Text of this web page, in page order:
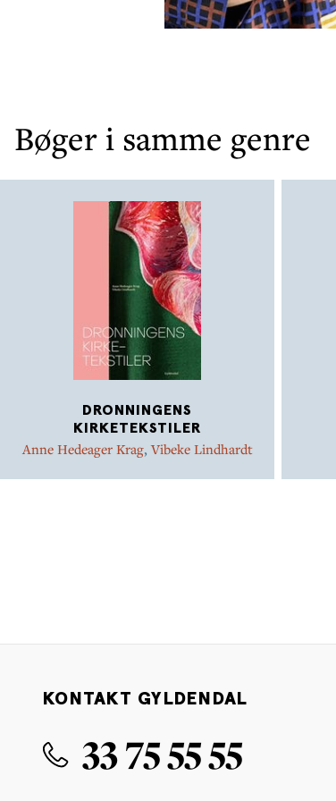
Bøger i samme genre
DRONNINGENS
KIRKETEKSTILER
Anne Hedeager Krag,Vibeke Lindhardt
KONTAKT GYLDENDAL
33 75 55 55